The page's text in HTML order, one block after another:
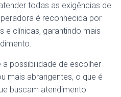
todas as exigências de
é reconhecida por
e clínicas, garantindo mais
possibilidade de escolher
mais abrangentes, o que é
buscam atendimento